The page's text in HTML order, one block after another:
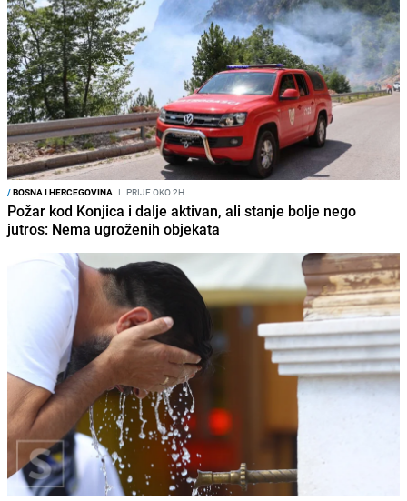
/BOSNA I HERCEGOVINA I PRIJE OKO 2H
Požar kod Konjica i dalje aktivan, ali stanje bolje nego
jutros: Nema ugroženih objekata